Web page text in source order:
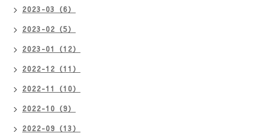
2023-03（6）
2023-02（5）
2023-01（12）
2022-12（11）
2022-11（10）
2022-10（9）
2022-09（13）